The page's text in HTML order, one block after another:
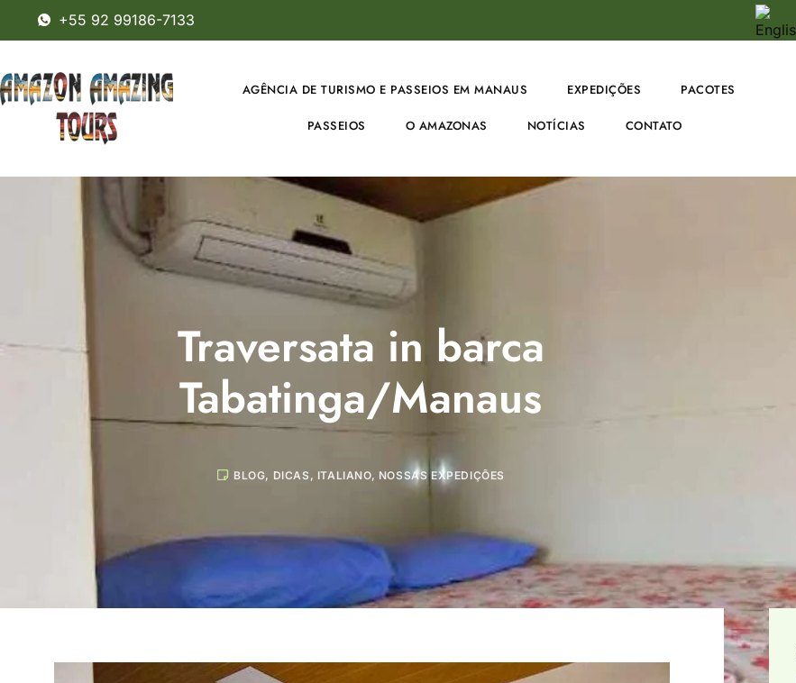
+55 92 99186-7133
AGÊNCIA DE TURISMO E PASSEIOS EM MANAUS EXPEDIÇÕES PACOTES
PASSEIOS O AMAZONAS NOTÍCIAS CONTATO
Traversata in barca
Tabatinga/Manaus
BLOG, DICAS, ITALIANO, NOSSAS EXPEDIÇÕES